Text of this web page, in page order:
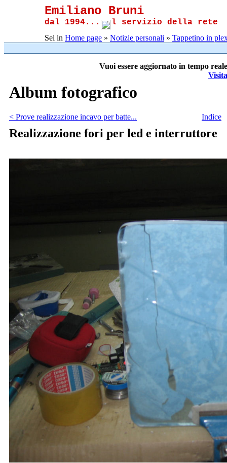
Emiliano Bruni
dal 1994... l servizio della rete
Sei in Home page » Notizie personali » Tappetino in
Vuoi essere aggiornato in tempo
Album fotografico
< Prove realizzazione incavo per batte... Indice
Realizzazione fori per led e interruttore